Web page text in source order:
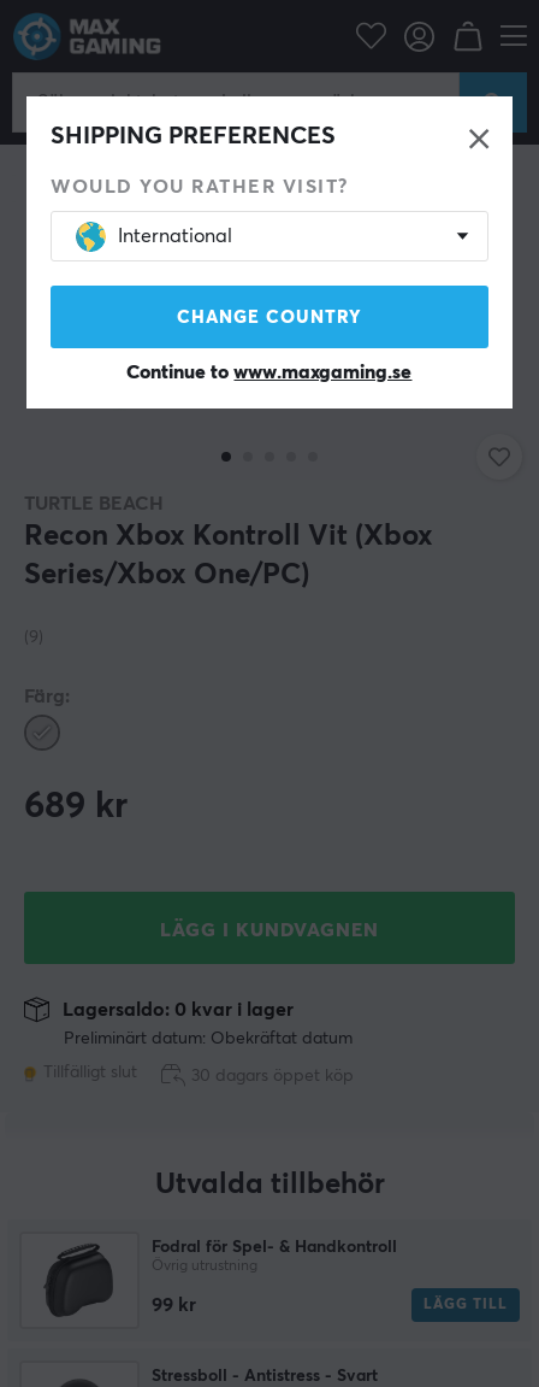
SHIPPING PREFERENCES
WOULD YOU RATHER VISIT?
International
CHANGE COUNTRY
Continue towww.maxgaming.se
Konsol Handkontroll
TURTLE BEACH
Recon Xbox Kontroll Vit (Xbox
Series/Xbox One/PC)
(9)
Färg:
689 kr
LÄGG I KUNDVAGNEN
Preliminärt datum: Obekräftat datum
Tillfälligt slut
Lagersaldo: 0 kvar i lager
30 dagars öppet köp
Utvalda tillbehör
Fodral för Spel- & Handkontroll
Övrig utrustning
99 kr LÄGG TILL
Stressboll - Antistress - Svart